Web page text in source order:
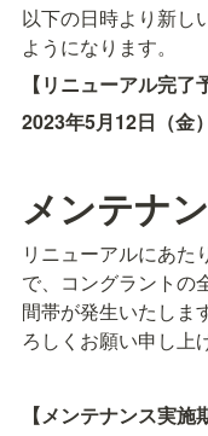
以下の日時より新し
ようになります。
【リニューアル完了
2023年5月12日（金
メンテナ
リニューアルにあた
で、コングラントの
間帯が発生いたしま
ろしくお願い申し上
【メンテナンス実施